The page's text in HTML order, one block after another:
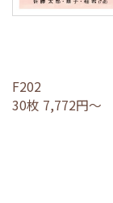
F202
30枚 7,772円～